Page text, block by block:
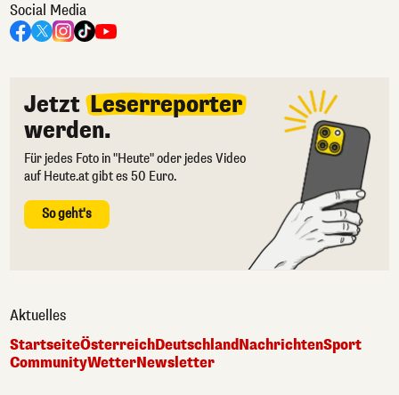
Social Media
Jetzt Leserreporter
werden.
Für jedes Foto in "Heute" oder jedes Video
auf Heute.at gibt es 50 Euro.
So geht's
Aktuelles
StartseiteÖsterreichDeutschlandNachrichtenSport
CommunityWetterNewsletter